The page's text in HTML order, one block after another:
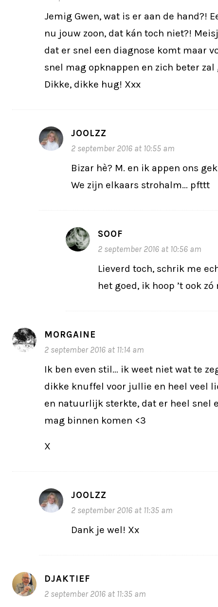
Jemig Gwen, wat is er aan de hand?!
nu jouw zoon, dat kán toch niet?!
dat er snel een diagnose komt maar
snel mag opknappen en zich beter zal
Dikke, dikke hug! Xxx
JOOLZZ
2 september 2016 at 10:55 am
Bizar hè? M. en ik appen ons
We zijn elkaars strohalm… pfttt
SOOF
2 september 2016 at 10:56 am
Lieverd toch, schrik me
het goed, ik hoop ’t ook
MORGAINE
2 september 2016 at 11:14 am
Ik ben even stil… ik weet niet wat te
dikke knuffel voor jullie en heel veel
en natuurlijk sterkte, dat er heel snel
mag binnen komen <3
X
JOOLZZ
2 september 2016 at 11:35 am
Dank je wel! Xx
DJAKTIEF
2 september 2016 at 11:35 am